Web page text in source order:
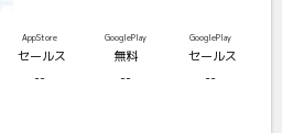
AppStore
セールス
--
GooglePlay
無料
--
GooglePlay
セールス
--